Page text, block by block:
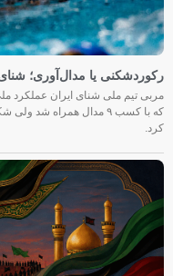
رکوردشکنی یا مدال‌آوری؛ شنای
مربی تیم ملی شنای ایران عملکرد
که با کسب ۹ مدال همراه شد
کرد.